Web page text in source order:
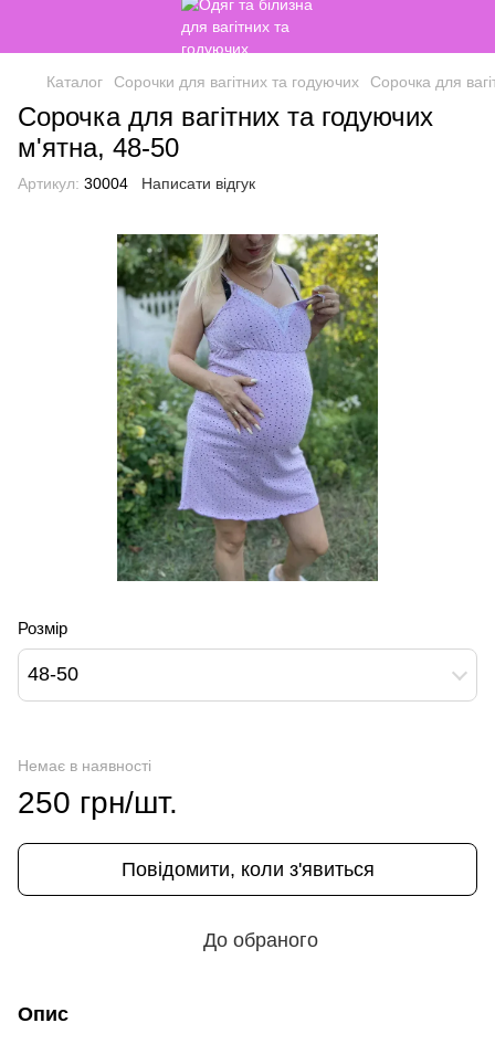
Каталог Сорочки для вагітних та годуючих Сорочка для
Сорочка для вагітних та годуючих
м'ятна, 48-50
Артикул: 30004 Написати відгук
Розмір
48-50
Немає в наявності
250 грн/шт.
Повідомити, коли з'явиться
До обраного
Опис